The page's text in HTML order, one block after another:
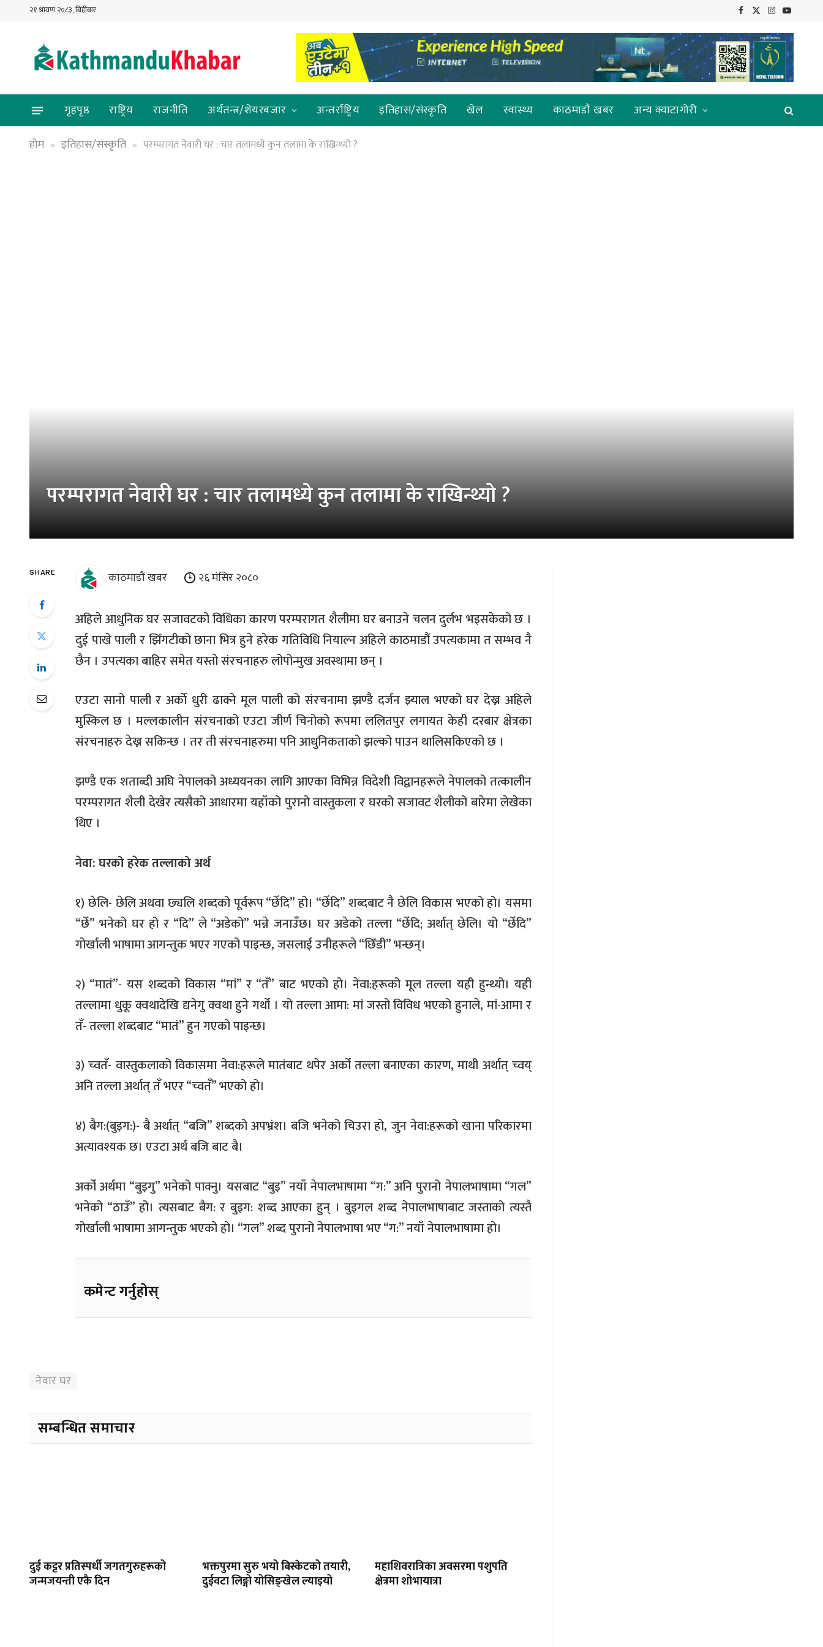
२१ श्रावण २०८३, बिहीबार Facebook
X
Instagram
YouTube
गृहपृष्ठ राष्ट्रिय राजनीति अर्थतन्त्र/शेयरबजार अन्तर्राष्ट्रिय इतिहास/संस्कृति खेल स्वास्थ्य काठमाडौं खबर
अन्य क्याटागोरी
होम
» इतिहास/संस्कृति » परम्परागत नेवारी घर : चार तलामध्ये कुन तलामा के राखिन्थ्यो ?
परम्परागत नेवारी घर : चार तलामध्ये कुन तलामा के राखिन्थ्यो ?
SHARE काठमाडौं खबर २६ मंसिर २०८०
अहिले आधुनिक घर सजावटको विधिका कारण परम्परागत शैलीमा घर बनाउने चलन दुर्लभ भइसकेको छ ।
दुई पाखे पाली र झिँगटीको छाना भित्र हुने हरेक गतिविधि नियाल्न अहिले काठमाडौं उपत्यकामा त सम्भव नै
छैन । उपत्यका बाहिर समेत यस्तो संरचनाहरु लोपोन्मुख अवस्थामा छन् ।
एउटा सानो पाली र अर्काे धुरी ढाक्ने मूल पाली को संरचनामा झण्डै दर्जन झ्याल भएको घर देख्न अहिले
मुस्किल छ । मल्लकालीन संरचनाको एउटा जीर्ण चिनोको रूपमा ललितपुर लगायत केही दरबार क्षेत्रका
संरचनाहरु देख्न सकिन्छ । तर ती संरचनाहरुमा पनि आधुनिकताको झल्को पाउन थालिसकिएको छ ।
झण्डै एक शताब्दी अघि नेपालको अध्ययनका लागि आएका विभिन्न विदेशी विद्वानहरूले नेपालको तत्कालीन
परम्परागत शैली देखेर त्यसैको आधारमा यहाँको पुरानो वास्तुकला र घरको सजावट शैलीको बारेमा लेखेका
थिए ।
नेवा: घरको हरेक तल्लाको अर्थ
१) छेलि- छेलि अथवा छ्यलि शब्दको पूर्वरूप “छेँदि” हो। “छेँदि” शब्दबाट नै छेलि विकास भएको हो। यसमा
“छेँ” भनेको घर हो र “दि” ले “अडेको” भन्ने जनाउँछ। घर अडेको तल्ला “छेँदि; अर्थात् छेलि। यो “छेँदि”
गोर्खाली भाषामा आगन्तुक भएर गएको पाइन्छ, जसलाई उनीहरूले “छिँडी” भन्छन्।
२) “मातं”- यस शब्दको विकास “मां” र “तँ” बाट भएको हो। नेवा:हरूको मूल तल्ला यही हुन्थ्यो। यही
तल्लामा धुकू क्वथादेखि द्यनेगु क्वथा हुने गर्थो । यो तल्ला आमा: मां जस्तो विविध भएको हुनाले, मां-आमा र
तँ- तल्ला शब्दबाट “मातं” हुन गएको पाइन्छ।
३) च्वतँ- वास्तुकलाको विकासमा नेवा:हरूले मातंबाट थपेर अर्को तल्ला बनाएका कारण, माथी अर्थात् च्वय्
अनि तल्ला अर्थात् तँ भएर “च्वतँ” भएको हो।
४) बैग:(बुइग:)- बै अर्थात् “बजि” शब्दको अपभ्रंश। बजि भनेको चिउरा हो, जुन नेवा:हरूको खाना परिकारमा
अत्यावश्यक छ। एउटा अर्थ बजि बाट बै।
अर्को अर्थमा “बुइगु” भनेको पाक्नु। यसबाट “बुइ” नयाँ नेपालभाषामा “ग:” अनि पुरानो नेपालभाषामा “गल”
भनेको “ठाउँ” हो। त्यसबाट बैग: र बुइग: शब्द आएका हुन् । बुइगल शब्द नेपालभाषाबाट जस्ताको त्यस्तै
गोर्खाली भाषामा आगन्तुक भएको हो। “गल” शब्द पुरानो नेपालभाषा भए “ग:” नयाँ नेपालभाषामा हो।
कमेन्ट गर्नुहोस्
नेवार घर
सम्बन्धित समाचार
दुई कट्टर प्रतिस्पर्धी जगतगुरुहरूको
जन्मजयन्ती एकै दिन
भक्तपुरमा सुरु भयो बिस्केटको तयारी,
दुईवटा लिङ्गो योसिङ्खेल ल्याइयो
महाशिवरात्रिका अवसरमा पशुपति
क्षेत्रमा शोभायात्रा